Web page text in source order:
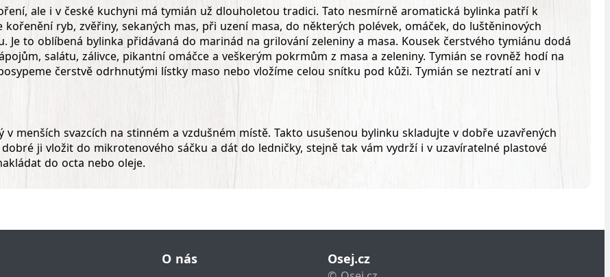
ale i v české kuchyni má tymián už dlouholetou tradici. Tato nesmírně aromatická bylinka patří k
ryb, zvěřiny, sekaných mas, při uzení masa, do některých polévek, omáček, do luštěninových
Je to oblíbená bylinka přidávaná do marinád na grilování zeleniny a masa. Kousek čerstvého tymiánu dodá
salátu, zálivce, pikantní omáčce a veškerým pokrmům z masa a zeleniny. Tymián se rovněž hodí na
čerstvě odrhnutými lístky maso nebo vložíme celou snítku pod kůži. Tymián se neztratí ani v
menších svazcích na stinném a vzdušném místě. Takto usušenou bylinku skladujte v dobře uzavřených
ji vložit do mikrotenového sáčku a dát do ledničky, stejně tak vám vydrží i v uzavíratelné plastové
do octa nebo oleje.
O nás Osej.cz